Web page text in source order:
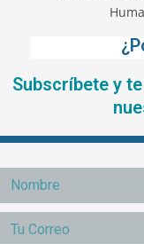
Subscríbete y